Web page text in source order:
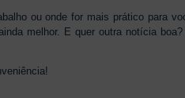
ou onde for mais prático para
melhor. E quer outra notícia